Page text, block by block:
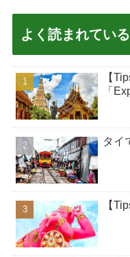
よく読まれてい
【
「
タイ
【